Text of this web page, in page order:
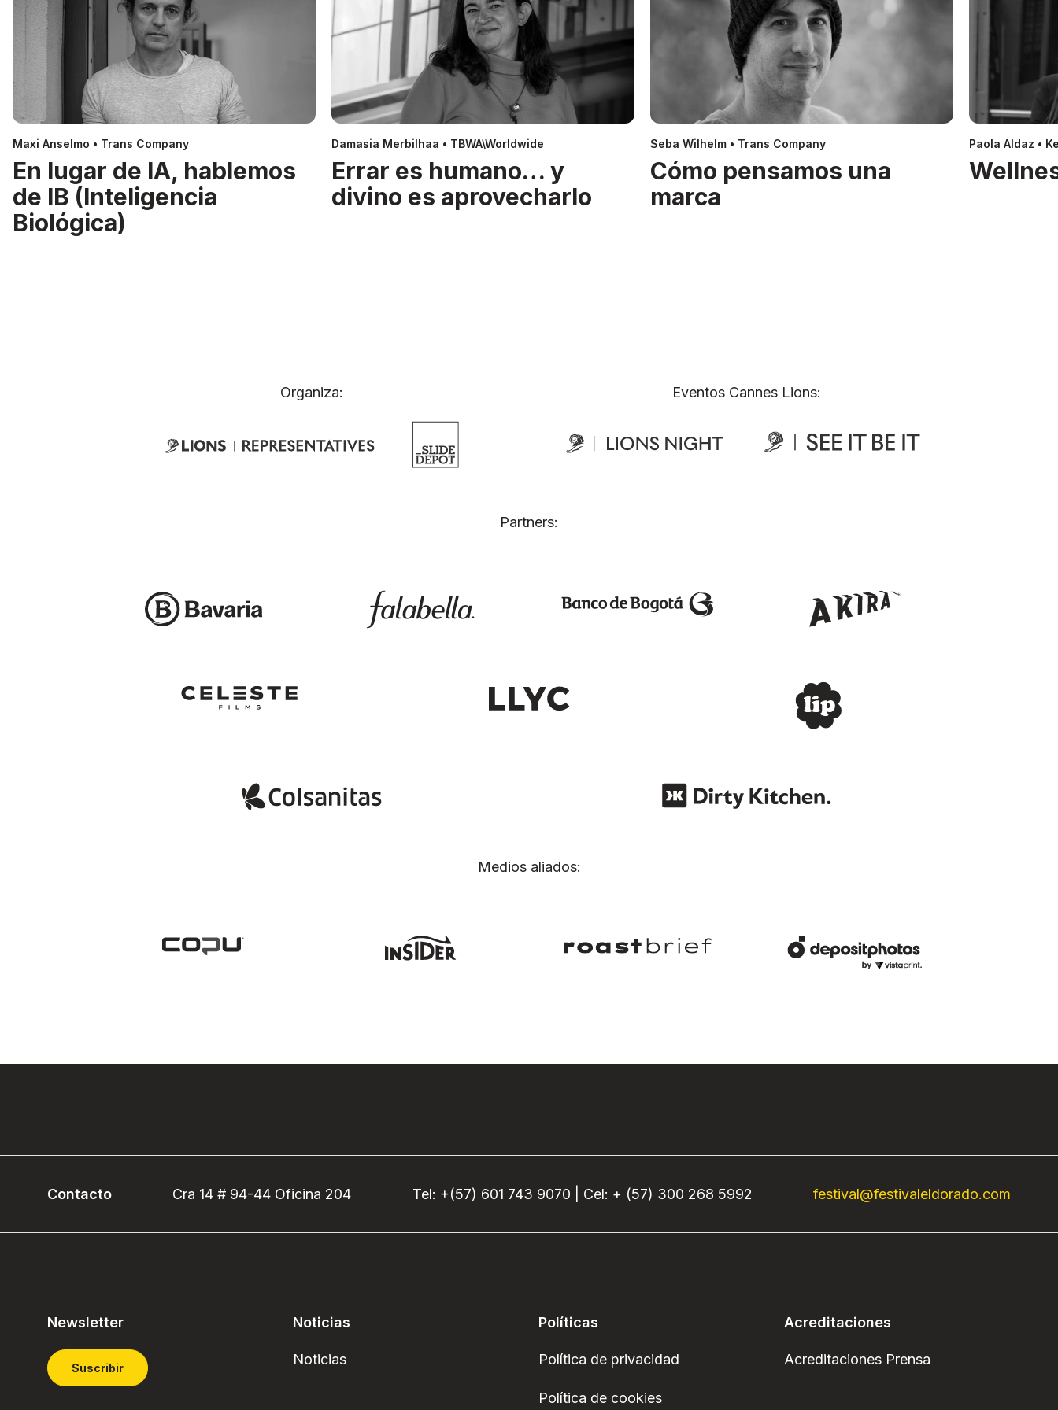
Maxi Anselmo • Trans Company
En lugar de IA, hablemos
de IB (Inteligencia
Biológica)
Damasia Merbilhaa • TBWA\Worldwide
Errar es humano… y
divino es aprovecharlo
Seba Wilhelm • Trans Company
Cómo pensamos una
marca
Paola Aldaz •
Organiza: Eventos Cannes Lions:
Partners:
Medios aliados:
Contacto Cra 14 # 94-44 Oficina 204 Tel: +(57) 601 743 9070 | Cel: + (57) 300 268 5992 festival@festivaleldorado.com
Newsletter
Suscribir
Noticias
Noticias
Políticas
Política de privacidad
Política de cookies
Acreditaciones
Acreditaciones Prensa